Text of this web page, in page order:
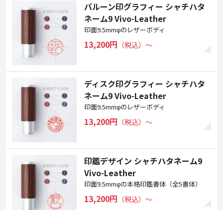
バルーン印グラフィー シャチハタ
ネーム9 Vivo-Leather
印面9.5mmφのレザーボディ
13,200円 （税込）〜
ディスク印グラフィー シャチハタ
ネーム9 Vivo-Leather
印面9.5mmφのレザーボディ
13,200円 （税込）〜
印鑑デザイン シャチハタネーム9
Vivo-Leather
印面9.5mmφの本格印鑑書体（全5書体）
13,200円 （税込）〜